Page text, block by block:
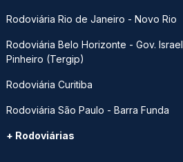
Rodoviária Rio de Janeiro - Novo Rio
Rodoviária Belo Horizonte - Gov. Israel
Pinheiro (Tergip)
Rodoviária Curitiba
Rodoviária São Paulo - Barra Funda
+ Rodoviárias